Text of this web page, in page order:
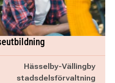
Hässelby-Vällingby
stadsdelsförvaltning